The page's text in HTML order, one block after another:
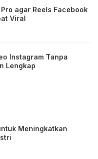
agar Reels Facebook
Viral
Instagram Tanpa
Lengkap
Meningkatkan